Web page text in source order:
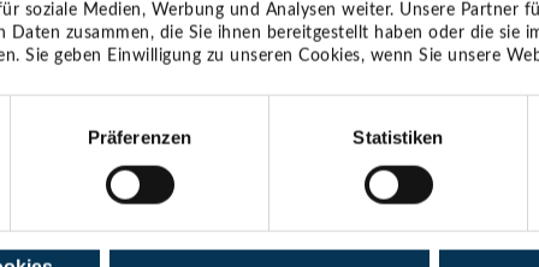
soziale Medien, Werbung und Analysen weiter. Unsere Partner
Daten zusammen, die Sie ihnen bereitgestellt haben oder die sie
Sie geben Einwilligung zu unseren Cookies, wenn Sie unsere
Präferenzen Statistiken